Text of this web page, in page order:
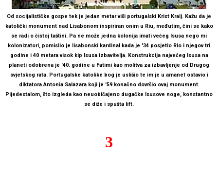
Od socijalističke gospe tek je jedan metar viši portugalski Krist Kralj. Kažu da je
katolički monument nad Lisabonom inspiriran onim u Riu, međutim, čini se kako
se radi o čistoj taštini. Pa ne može jedna kolonija imati većeg Isusa nego mi
kolonizatori, pomislio je lisabonski kardinal kada je '34 posjetio Rio i njegov tri
godine i 40 metara visok kip Isusa izbavitelja. Konstrukcija najvećeg Isusa na
planeti odobrena je '40. godine u Fatimi kao molitva za izbavljenje od Drugog
svjetskog rata. Portugalske katolike bog je uslišio te im je u amanet ostavio i
diktatora Antonia Salazara koji je '59 konačno dovršio ovaj monument.
Pijedestalom, što izgleda kao neuobičajeno dugačke Isusove noge, konstantno
se diže i spušta lift.
3